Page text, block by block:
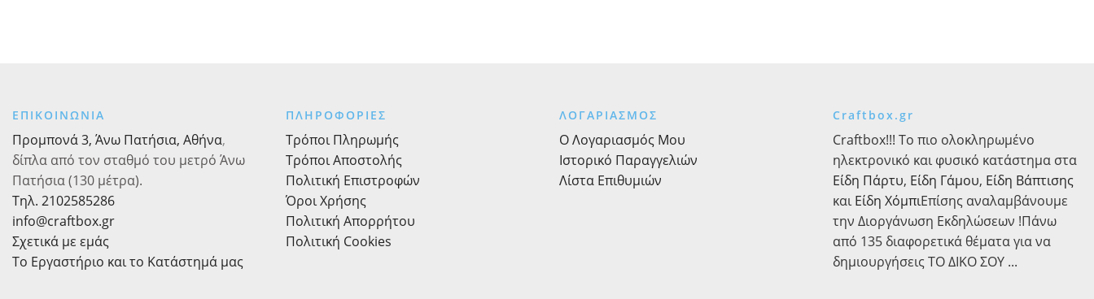
ΕΠΙΚΟΙΝΩΝΙΑ
Προμπονά 3, Άνω Πατήσια, Αθήνα,
δίπλα από τον σταθμό του μετρό Άνω
Πατήσια (130 μέτρα).
Τηλ. 2102585286
info@craftbox.gr
Σχετικά με εμάς
Το Εργαστήριο και το Κατάστημά μας
ΠΛΗΡΟΦΟΡΙΕΣ
Τρόποι Πληρωμής
Τρόποι Αποστολής
Πολιτική Επιστροφών
Όροι Χρήσης
Πολιτική Απορρήτου
Πολιτική Cookies
ΛΟΓΑΡΙΑΣΜΟΣ
Ο Λογαριασμός Μου
Ιστορικό Παραγγελιών
Λίστα Επιθυμιών
Craftbox.gr
Craftbox!!! Το πιο ολοκληρωμένο
ηλεκτρονικό και φυσικό κατάστημα στα
Είδη Πάρτυ, Είδη Γάμου, Είδη Βάπτισης
και Είδη ΧόμπιΕπίσης αναλαμβάνουμε
την Διοργάνωση Εκδηλώσεων !Πάνω
από 135 διαφορετικά θέματα για να
δημιουργήσεις ΤΟ ΔΙΚΟ ΣΟΥ ...